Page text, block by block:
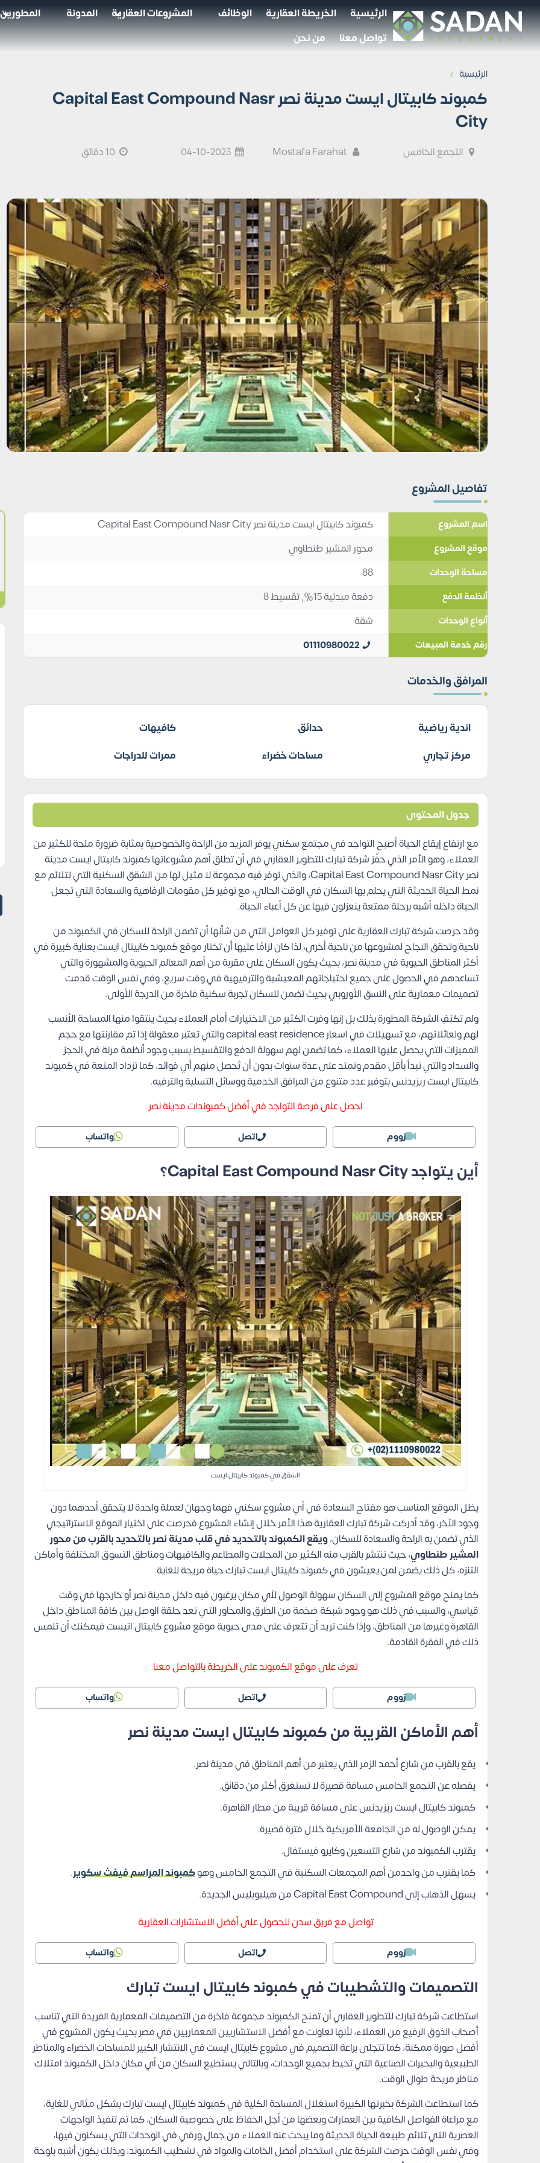
الرئيسية الخريطة العقارية الوظائف المشروعات العقارية المدونة
المطورين
تواصل معنا
من نحن
الرئيسية ›
كمبوند كابيتال ايست مدينة نصر Capital East Compound Nasr
City
التجمع الخامس 04-10-2023
تفاصيل المشروع
اسم المشروع كمبوند كابيتال ايست مدينة نصر Capital East Compound Nasr City
موقع المشروع محور المشير طنطاوي
مساحة الوحدات 88
أنظمة الدفع دفعة مبدئية 15%, تقسيط 8
أنواع الوحدات شقة
رقم خدمة المبيعات 01110980022
المرافق والخدمات
اندية رياضية حدائق
كافيهات
مركز تجاري
مساحات خضراء ممرات للدراجات
جدول المحتوى
مع ارتفاع إيقاع الحياة أصبح التواجد في مجتمع سكني يوفر المزيد من الراحة والخصوصية بمثابة ضرورة ملحة للكثير من
العملاء، وهو الأمر الذي حفّز شركة تبارك للتطوير العقاري في أن تطلق أهم مشروعاتها كمبوند كابيتال ايست مدينة
نصر Capital East Compound Nasr City، والذي توفر فيه مجموعة لا مثيل لها من الشقق السكنية التي تتلائم مع
نمط الحياة الحديثة التي يحلم بها السكان في الوقت الحالي، مع توفير كل مقومات الرفاهية والسعادة التي تجعل
الحياة داخله أشبه برحلة ممتعة ينعزلون فيها عن كل أعباء الحياة.
وقد حرصت شركة تبارك العقارية على توفير كل العوامل التي من شأنها أن تضمن الراحة للسكان في الكمبوند من
ناحية وتحقق النجاح لمشروعها من ناحية أخرى، لذا كان لزامًا عليها أن تختار موقع كمبوند كابيتال ايست بعناية كبيرة في
أكثر المناطق الحيوية في مدينة نصر، بحيث يكون السكان على مقربة من أهم المعالم الحيوية والمشهورة والتي
تساعدهم في الحصول على جميع احتياجاتهم المعيشية والترفيهية في وقت سريع، وفي نفس الوقت قدمت
تصميمات معمارية على النسق الأوروبي بحيث تضمن للسكان تجربة سكنية فاخرة من الدرجة الأولى.
ولم تكتفِ الشركة المطورة بذلك بل إنها وفرت الكثير من الاختيارات أمام العملاء بحيث ينتقوا منها المساحة الأنسب
لهم ولعائلاتهم، مع تسهيلات في اسعار capital east residence والتي تعتبر معقولة إذا تم مقارنتها مع حجم
المميزات التي يحصل عليها العملاء، كما تضمن لهم سهولة الدفع والتقسيط بسبب وجود أنظمة مرنة في الحجز
والسداد والتي تبدأ بأقل مقدم وتمتد على عدة سنوات بدون أن تُحصل منهم أي فوائد، كما تزداد المتعة في كمبوند
كابيتال ايست ريزيدنس بتوفير عدد متنوع من المرافق الخدمية ووسائل التسلية والترفيه.
احصل على فرصة التواجد في أفضل كمبوندات مدينة نصر
زووم اتصل واتساب
أين يتواجد Capital East Compound Nasr City؟
الشقق في كمبوند كابيتال ايست
يظل الموقع المناسب هو مفتاح السعادة في أي مشروع سكني فهما وجهان لعملة واحدة لا يتحقق أحدهما دون
وجود الآخر، وقد أدركت شركة تبارك العقارية هذا الأمر خلال إنشاء المشروع فحرصت على اختيار الموقع الاستراتيجي
الذي تضمن به الراحة والسعادة للسكان،ويقع الكمبوند بالتحديد في قلب مدينة نصر بالتحديد بالقرب من محور
المشير طنطاوي، حيث تنتشر بالقرب منه الكثير من المحلات والمطاعم والكافيهات ومناطق التسوق المختلفة وأماكن
التنزه، كل ذلك يضمن لمن يعيشون في كمبوند كابيتال ايست تبارك حياة مريحة للغاية.
كما يمنح موقع المشروع إلى السكان سهولة الوصول لأي مكان يرغبون فيه داخل مدينة نصر أو خارجها في وقت
قياسي، والسبب في ذلك هو وجود شبكة ضخمة من الطرق والمحاور التي تعد حلقة الوصل بين كافة المناطق داخل
القاهرة وغيرها من المناطق، وإذا كنت تريد أن تتعرف على مدى حيوية موقع مشروع كابيتال اتيست فيمكنك أن تلمس
ذلك في الفقرة القادمة.
تعرف على موقع الكمبوند على الخريطة بالتواصل معنا
زووم اتصل واتساب
أهم الأماكن القريبة من كمبوند كابيتال ايست مدينة نصر
يقع بالقرب من شارع أحمد الزمر الذي يعتبر من أهم المناطق في مدينة نصر.
يفصله عن التجمع الخامس مسافة قصيرة لا تستغرق أكثر من دقائق.
كمبوند كابيتال ايست ريزيدنس على مسافة قريبة من مطار القاهرة.
يمكن الوصول له من الجامعة الأمريكية خلال فترة قصيرة.
يقترب الكمبوند من شارع التسعين وكايرو فيستفال.
كما يقترب من واحدمن أهم المجمعات السكنية في التجمع الخامس وهوكمبوند المراسم فيفث سكوير.
يسهل الذهاب إلى Capital East Compound من هيليوبليس الجديدة.
تواصل مع فريق سدن للحصول على أفضل الاستشارات العقارية
زووم اتصل واتساب
التصميمات والتشطيبات في كمبوند كابيتال ايست تبارك
استطاعت شركة تبارك للتطوير العقاري أن تمنح الكمبوند مجموعة فاخرة من التصميمات المعمارية الفريدة التي تناسب
أصحاب الذوق الرفيع من العملاء، لأنها تعاونت مع أفضل الاستشاريين المعماريين في مصر بحيث يكون المشروع في
أفضل صورة ممكنة، كما تتجلى براعة التصميم في مشروع كابيتال ايست في الانتشار الكبير للمساحات الخضراء والمناظر
الطبيعية والبحيرات الصناعية التي تحيط بجميع الوحدات، وبالتالي يستطيع السكان من أي مكان داخل الكمبوند امتلاك
مناظر مريحة طوال الوقت.
كما استطاعت الشركة بخبرتها الكبيرة استغلال المساحة الكلية في كمبوند كابيتال ايست تبارك بشكل مثالي للغاية،
مع مراعاة الفواصل الكافية بين العمارات وبعضها من أجل الحفاظ على خصوصية السكان، كما تم تنفيذ الواجهات
العصرية التي تلائم طبيعة الحياة الحديثة وما يبحث عنه العملاء من جمال ورقي في الوحدات التي يسكنون فيها،
وفي نفس الوقت حرصت الشركة على استخدام أفضل الخامات والمواد في تشطيب الكمبوند، وبذلك يكون أشبه بلوحة